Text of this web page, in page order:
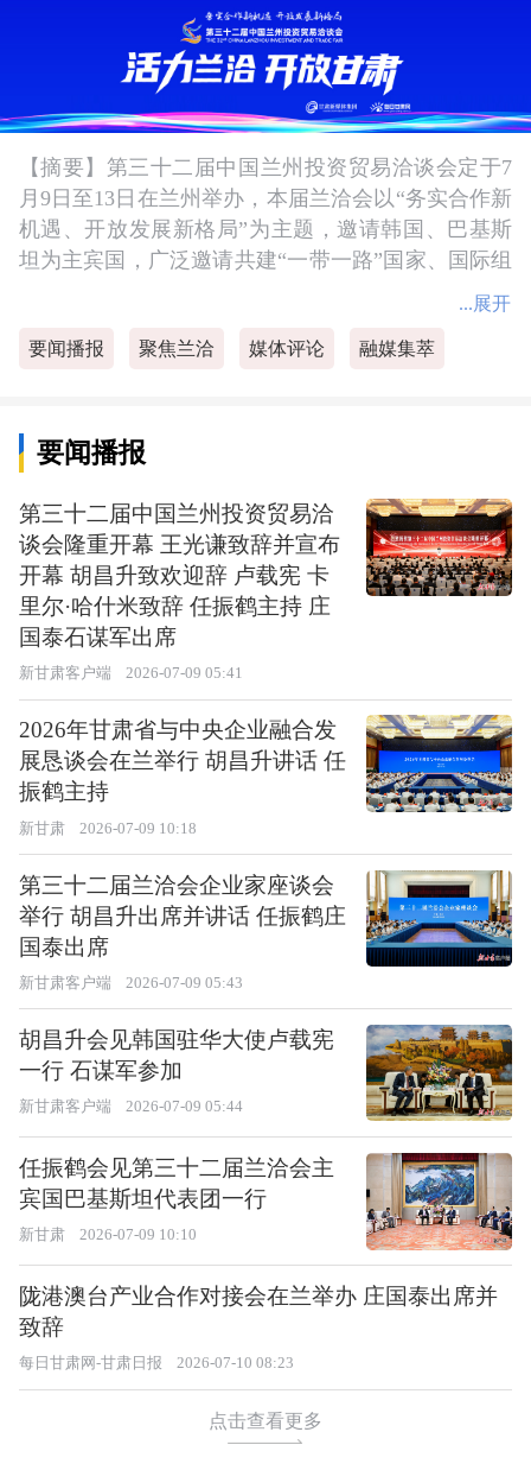
【摘要】第三十二届中国兰州投资贸易洽谈会定于7
月9日至13日在兰州举办，本届兰洽会以“务实合作新
机遇、开放发展新格局”为主题，邀请韩国、巴基斯
坦为主宾国，广泛邀请共建“一带一路”国家、国际组
织、驻华使领馆、跨国企业及侨领侨商参会参展。
...展开
要闻播报 聚焦兰洽 媒体评论 融媒集萃
要闻播报
第三十二届中国兰州投资贸易洽
谈会隆重开幕 王光谦致辞并宣布
开幕 胡昌升致欢迎辞 卢载宪 卡
里尔·哈什米致辞 任振鹤主持 庄
国泰石谋军出席
新甘肃客户端 2026-07-09 05:41
2026年甘肃省与中央企业融合发
展恳谈会在兰举行 胡昌升讲话 任
振鹤主持
新甘肃 2026-07-09 10:18
第三十二届兰洽会企业家座谈会
举行 胡昌升出席并讲话 任振鹤庄
国泰出席
新甘肃客户端 2026-07-09 05:43
胡昌升会见韩国驻华大使卢载宪
一行 石谋军参加
新甘肃客户端 2026-07-09 05:44
任振鹤会见第三十二届兰洽会主
宾国巴基斯坦代表团一行
新甘肃 2026-07-09 10:10
陇港澳台产业合作对接会在兰举办 庄国泰出席并
致辞
每日甘肃网-甘肃日报 2026-07-10 08:23
点击查看更多